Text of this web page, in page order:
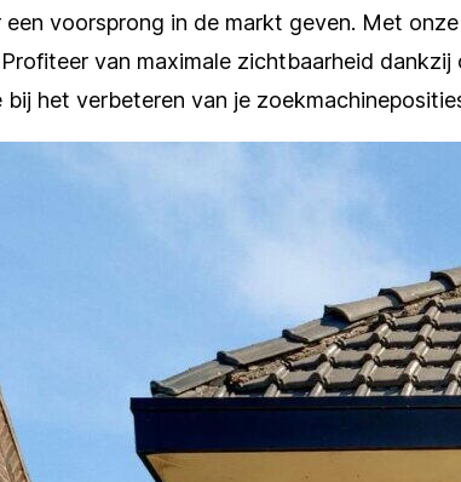
voorsprong in de markt geven. Met
van maximale zichtbaarheid
het verbeteren van je